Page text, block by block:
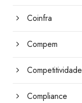
Coinfra
Compem
Competitividade
Compliance